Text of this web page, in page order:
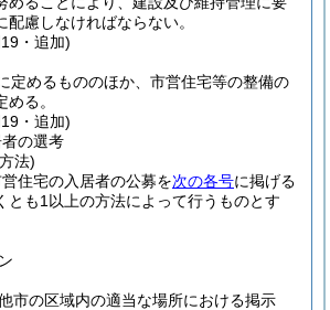
慮しなければならない。
・追加)
定めるもののほか、市営住宅等の整備の
る。
・追加)
者の選考
法)
住宅の入居者の公募を次の各号に掲げる
とも1以上の方法によって行うものとす
市の区域内の適当な場所における掲示